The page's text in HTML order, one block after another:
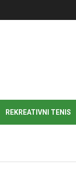
REKREATIVNI TENIS